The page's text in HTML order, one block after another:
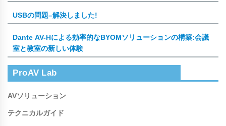
USBの問題–解決しました!
Dante AV-Hによる効率的なBYOMソリューションの構築:会議
室と教室の新しい体験
ProAV Lab
AVソリューション
テクニカルガイド